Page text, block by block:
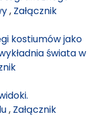
, Załącznik
kostiumów jako
świata w
, Załącznik